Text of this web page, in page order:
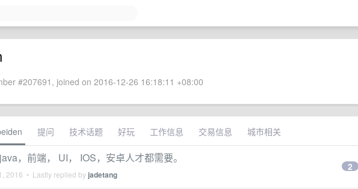
#207691, joined on 2016-12-26 16:18:11 +08:00
提问 技术话题 好玩 工作信息 交易信息 城市相关
，前端， UI， IOS，安卓人才都需要。
2016 • Lastly replied by jadetang
2